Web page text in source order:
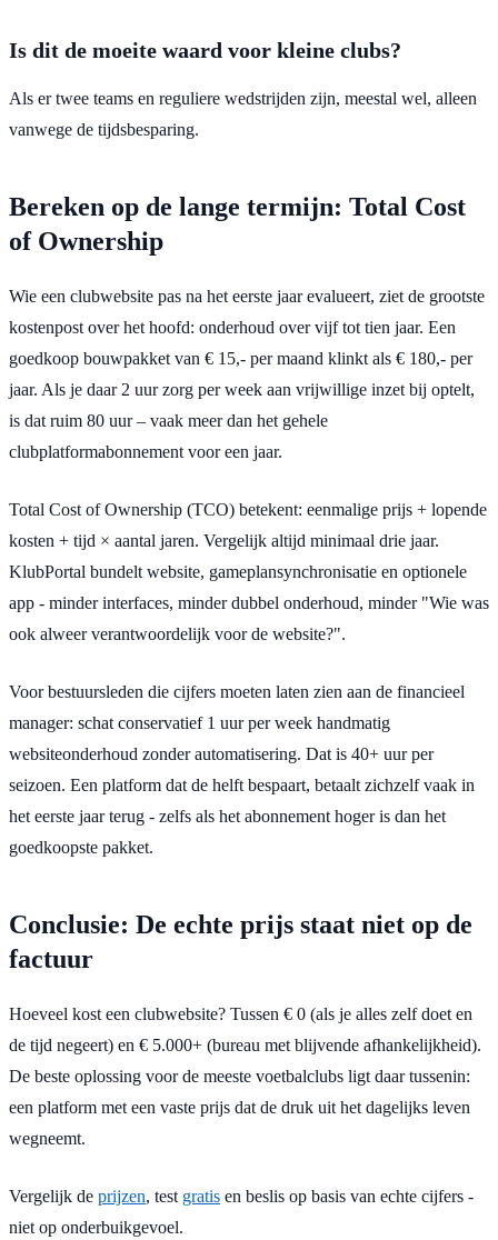
Is dit de moeite waard voor kleine clubs?
Als er twee teams en reguliere wedstrijden zijn, meestal wel, alleen
vanwege de tijdsbesparing.
Bereken op de lange termijn: Total Cost
of Ownership
Wie een clubwebsite pas na het eerste jaar evalueert, ziet de grootste
kostenpost over het hoofd: onderhoud over vijf tot tien jaar. Een
goedkoop bouwpakket van € 15,- per maand klinkt als € 180,- per
jaar. Als je daar 2 uur zorg per week aan vrijwillige inzet bij optelt,
is dat ruim 80 uur – vaak meer dan het gehele
clubplatformabonnement voor een jaar.
Total Cost of Ownership (TCO) betekent: eenmalige prijs + lopende
kosten + tijd × aantal jaren. Vergelijk altijd minimaal drie jaar.
KlubPortal bundelt website, gameplansynchronisatie en optionele
app - minder interfaces, minder dubbel onderhoud, minder "Wie was
ook alweer verantwoordelijk voor de website?".
Voor bestuursleden die cijfers moeten laten zien aan de financieel
manager: schat conservatief 1 uur per week handmatig
websiteonderhoud zonder automatisering. Dat is 40+ uur per
seizoen. Een platform dat de helft bespaart, betaalt zichzelf vaak in
het eerste jaar terug - zelfs als het abonnement hoger is dan het
goedkoopste pakket.
Conclusie: De echte prijs staat niet op de
factuur
Hoeveel kost een clubwebsite? Tussen € 0 (als je alles zelf doet en
de tijd negeert) en € 5.000+ (bureau met blijvende afhankelijkheid).
De beste oplossing voor de meeste voetbalclubs ligt daar tussenin:
een platform met een vaste prijs dat de druk uit het dagelijks leven
wegneemt.
Vergelijk de prijzen, test gratis en beslis op basis van echte cijfers -
niet op onderbuikgevoel.